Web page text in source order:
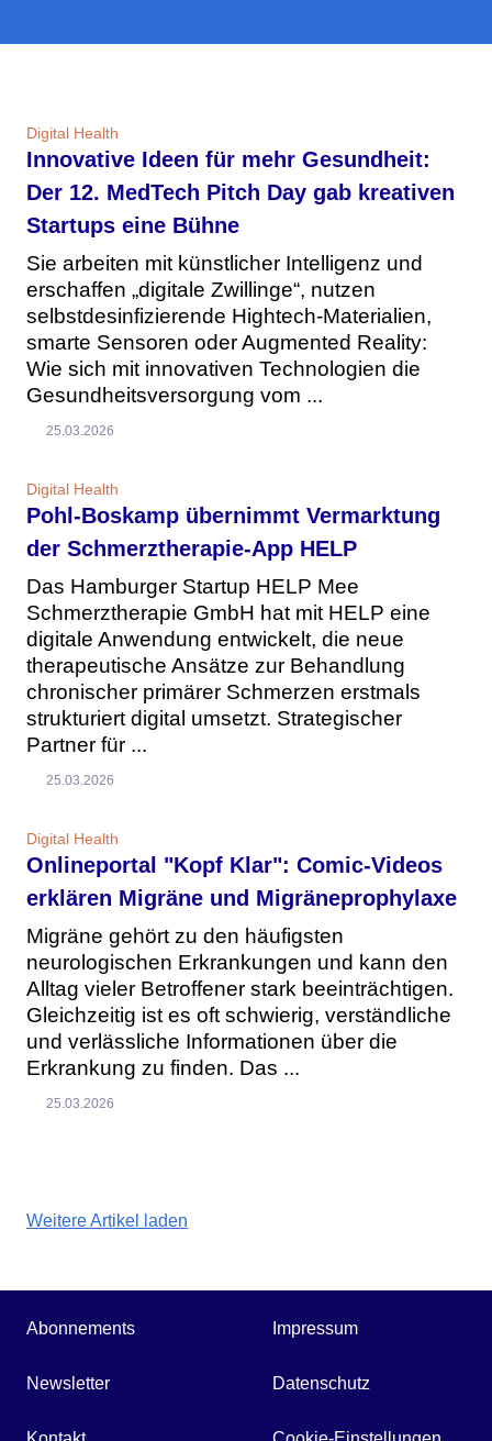
Digital Health
Innovative Ideen für mehr Gesundheit:
Der 12. MedTech Pitch Day gab kreativen
Startups eine Bühne
Sie arbeiten mit künstlicher Intelligenz und
erschaffen „digitale Zwillinge“, nutzen
selbstdesinfizierende Hightech-Materialien,
smarte Sensoren oder Augmented Reality:
Wie sich mit innovativen Technologien die
Gesundheitsversorgung vom ...
25.03.2026
Digital Health
Pohl-Boskamp übernimmt Vermarktung
der Schmerztherapie-App HELP
Das Hamburger Startup HELP Mee
Schmerztherapie GmbH hat mit HELP eine
digitale Anwendung entwickelt, die neue
therapeutische Ansätze zur Behandlung
chronischer primärer Schmerzen erstmals
strukturiert digital umsetzt. Strategischer
Partner für ...
25.03.2026
Digital Health
Onlineportal "Kopf Klar": Comic-Videos
erklären Migräne und Migräneprophylaxe
Migräne gehört zu den häufigsten
neurologischen Erkrankungen und kann den
Alltag vieler Betroffener stark beeinträchtigen.
Gleichzeitig ist es oft schwierig, verständliche
und verlässliche Informationen über die
Erkrankung zu finden. Das ...
25.03.2026
Weitere Artikel laden
Abonnements
Newsletter
Impressum
Datenschutz